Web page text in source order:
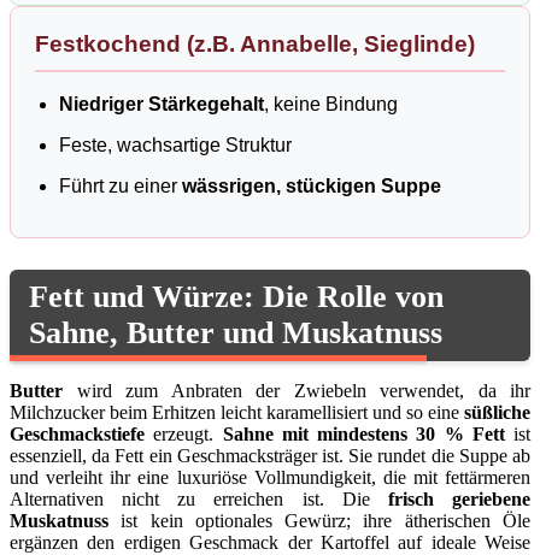
Festkochend (z.B. Annabelle, Sieglinde)
Niedriger Stärkegehalt, keine Bindung
Feste, wachsartige Struktur
Führt zu einer wässrigen, stückigen Suppe
Fett und Würze: Die Rolle von
Sahne, Butter und Muskatnuss
Butter wird zum Anbraten der Zwiebeln verwendet, da ihr
Milchzucker beim Erhitzen leicht karamellisiert und so eine süßliche
Geschmackstiefe erzeugt. Sahne mit mindestens 30 % Fettist
essenziell, da Fett ein Geschmacksträger ist. Sie rundet die Suppe ab
und verleiht ihr eine luxuriöse Vollmundigkeit, die mit fettärmeren
Alternativen nicht zu erreichen ist. Die frisch geriebene
Muskatnuss ist kein optionales Gewürz; ihre ätherischen Öle
ergänzen den erdigen Geschmack der Kartoffel auf ideale Weise